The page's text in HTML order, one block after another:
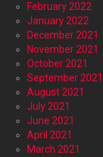
February 2022
January 2022
December 2021
November 2021
October 2021
September 2021
August 2021
July 2021
June 2021
April 2021
March 2021